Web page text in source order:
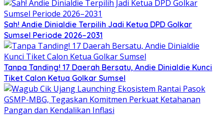
Sah! Andie Dinialdie Terpilih Jadi Ketua DPD Golkar
Sumsel Periode 2026–2031
Tanpa Tanding! 17 Daerah Bersatu, Andie Dinialdie Kunci
Tiket Calon Ketua Golkar Sumsel